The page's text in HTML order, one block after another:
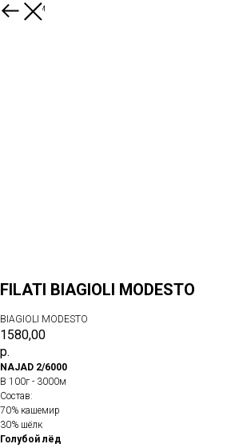
К товарам
FILATI BIAGIOLI MODESTO
BIAGIOLI MODESTO
1580,00
р.
NAJAD 2/6000
В 100г - 3000м
Состав:
70% кашемир
30% шёлк
Голубой лёд